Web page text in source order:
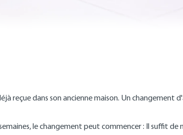
reçue dans son ancienne maison. Un
le changement peut commencer : Il suffit